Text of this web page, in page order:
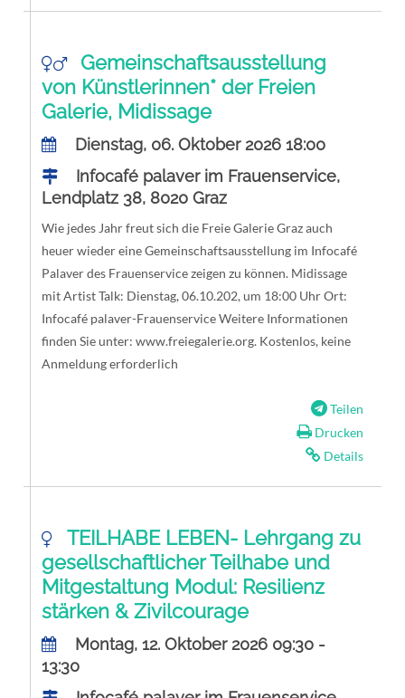
Gemeinschaftsausstellung
von Künstlerinnen* der Freien
Galerie, Midissage
Dienstag, 06. Oktober 2026 18:00
Infocafé palaver im Frauenservice,
Lendplatz 38, 8020 Graz
Wie jedes Jahr freut sich die Freie Galerie Graz auch
heuer wieder eine Gemeinschaftsausstellung im Infocafé
Palaver des Frauenservice zeigen zu können. Midissage
mit Artist Talk: Dienstag, 06.10.202, um 18:00 Uhr Ort:
Infocafé palaver-Frauenservice Weitere Informationen
finden Sie unter: www.freiegalerie.org. Kostenlos, keine
Anmeldung erforderlich
Teilen
Drucken
Details
TEILHABE LEBEN- Lehrgang zu
gesellschaftlicher Teilhabe und
Mitgestaltung Modul: Resilienz
stärken & Zivilcourage
Montag, 12. Oktober 2026 09:30 -
13:30